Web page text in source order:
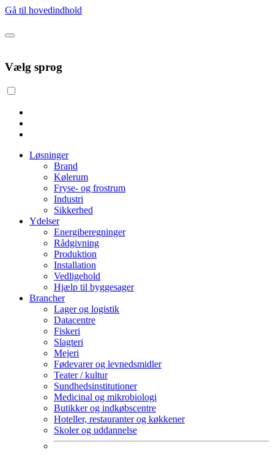
Gå til hovedindhold
Vælg sprog
Løsninger
Brand
Kølerum
Fryse- og frostrum
Industri
Sikkerhed
Ydelser
Energiberegninger
Rådgivning
Produktion
Installation
Vedligehold
Hjælp til byggesager
Brancher
Lager og logistik
Datacentre
Fiskeri
Slagteri
Mejeri
Fødevarer og levnedsmidler
Teater / kultur
Sundhedsinstitutioner
Medicinal og mikrobiologi
Butikker og indkøbscentre
Hoteller, restauranter og køkkener
Skoler og uddannelse